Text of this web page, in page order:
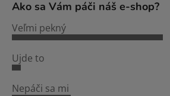
Ako sa Vám páči náš e-shop?
Veľmi pekný
Ujde to
Nepáči sa mi